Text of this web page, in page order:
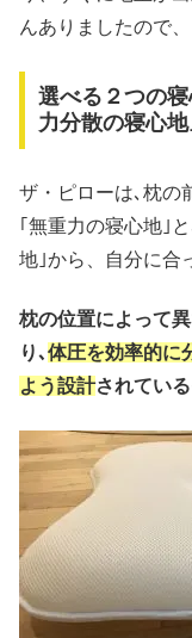
んありましたので、
選べる２つの
力分散の寝心地
ザ・ピローは､枕の
｢無重力の寝心地｣
地｣から、自分に合
枕の位置によって
り､体圧を効率的に
よう設計されてい